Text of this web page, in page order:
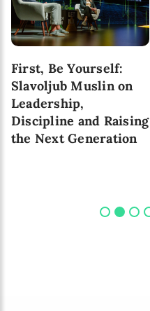
First, Be Yourself:
Slavoljub Muslin on
Leadership,
Discipline and Raising
the Next Generation